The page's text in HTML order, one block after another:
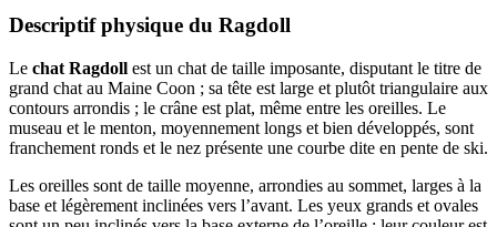
Descriptif physique du Ragdoll
Le chat Ragdoll est un chat de taille imposante, disputant le titre de
grand chat au Maine Coon ; sa tête est large et plutôt triangulaire aux
contours arrondis ; le crâne est plat, même entre les oreilles. Le
museau et le menton, moyennement longs et bien développés, sont
franchement ronds et le nez présente une courbe dite en pente de ski.
Les oreilles sont de taille moyenne, arrondies au sommet, larges à la
base et légèrement inclinées vers l’avant. Les yeux grands et ovales